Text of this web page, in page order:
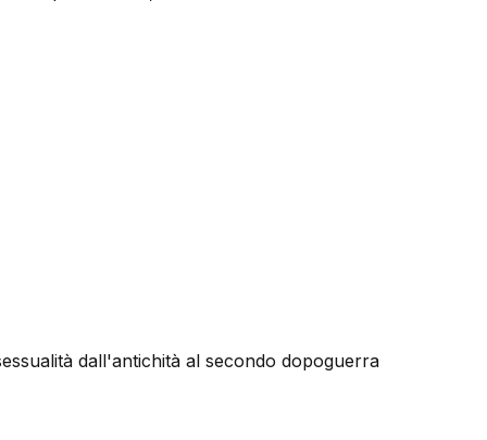
dall'antichità al secondo dopoguerra